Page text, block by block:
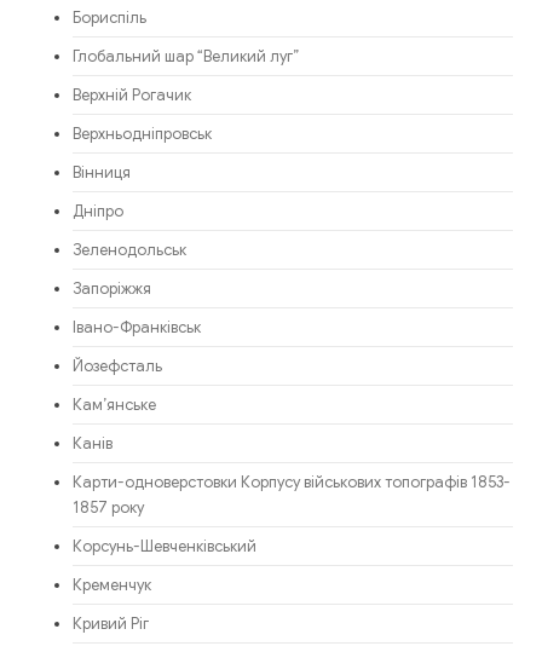
Бориспіль
Глобальний шар “Великий луг”
Верхній Рогачик
Верхньодніпровськ
Вінниця
Дніпро
Зеленодольськ
Запоріжжя
Івано-Франківськ
Йозефсталь
Кам’янське
Канів
Карти-одноверстовки Корпусу військових топографів 1853-
1857 року
Корсунь-Шевченківський
Кременчук
Кривий Ріг